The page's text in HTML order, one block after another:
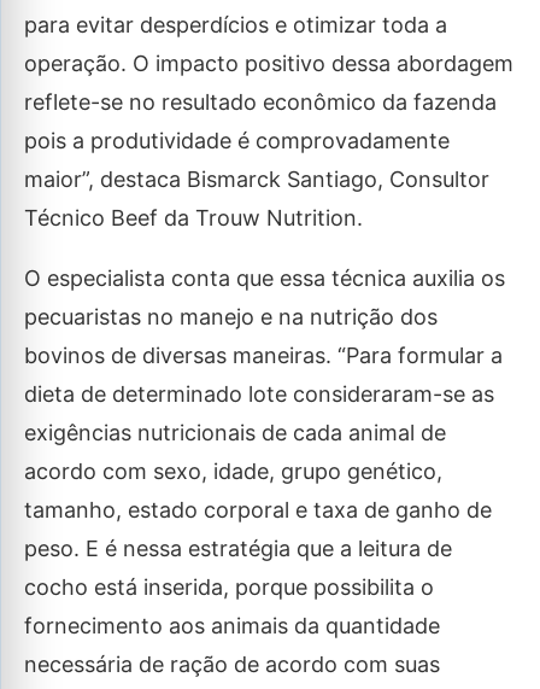
para evitar desperdícios e otimizar toda a
operação. O impacto positivo dessa abordagem
reflete-se no resultado econômico da fazenda
pois a produtividade é comprovadamente
maior”, destaca Bismarck Santiago, Consultor
Técnico Beef da Trouw Nutrition.
O especialista conta que essa técnica auxilia os
pecuaristas no manejo e na nutrição dos
bovinos de diversas maneiras. “Para formular a
dieta de determinado lote consideraram-se as
exigências nutricionais de cada animal de
acordo com sexo, idade, grupo genético,
tamanho, estado corporal e taxa de ganho de
peso. E é nessa estratégia que a leitura de
cocho está inserida, porque possibilita o
fornecimento aos animais da quantidade
necessária de ração de acordo com suas